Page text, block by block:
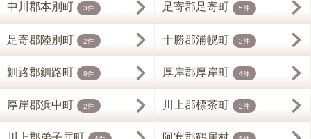
中川郡本別町 3件 足寄郡足寄町 5件
足寄郡陸別町 2件 十勝郡浦幌町 3件
釧路郡釧路町 8件 厚岸郡厚岸町 4件
厚岸郡浜中町 2件 川上郡標茶町 3件